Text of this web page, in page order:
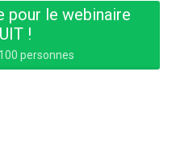
pour le webinaire
!
personnes